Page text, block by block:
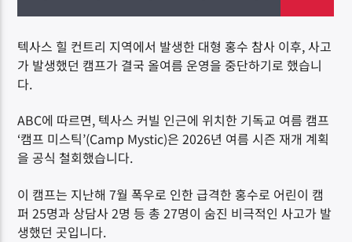
DK NET Radio.co
텍사스 힐 컨트리 지역에서 발생한 대형 홍수 참사 이후, 사고
가 발생했던 캠프가 결국 올여름 운영을 중단하기로 했습니
다.
ABC에 따르면, 텍사스 커빌 인근에 위치한 기독교 여름 캠프
‘캠프 미스틱’(Camp Mystic)은 2026년 여름 시즌 재개 계획
을 공식 철회했습니다.
이 캠프는 지난해 7월 폭우로 인한 급격한 홍수로 어린이 캠
퍼 25명과 상담사 2명 등 총 27명이 숨진 비극적인 사고가 발
생했던 곳입니다.